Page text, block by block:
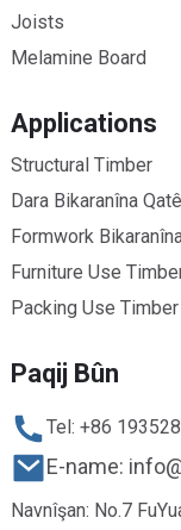
Joists
Melamine Board
Applications
Structural Timber
Dara Bikaranîna Qatê
Formwork
Furniture Use
Packing Use Timber
Paqij Bûn
Tel: +86
E-name:
Navnîşan: No.7